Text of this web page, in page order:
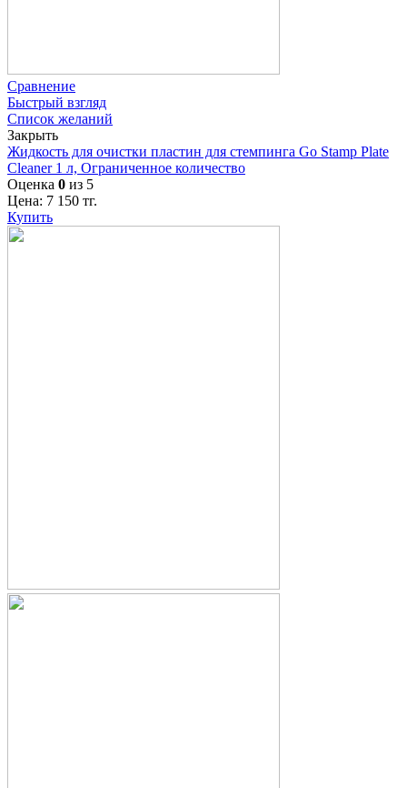
Сравнение
Быстрый взгляд
Список желаний
Закрыть
Жидкость для очистки пластин для стемпинга Go Stamp Plate
Cleaner 1 л, Ограниченное количество
Оценка 0 из 5
Цена: 7 150 тг.
Купить